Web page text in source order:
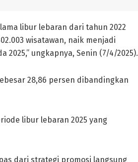
libur lebaran dari tahun 2022
wisatawan, naik menjadi
2025,” ungkapnya, Senin (7/4/2025).
28,86 persen dibandingkan
libur lebaran 2025 yang
dari strategi promosi langsung